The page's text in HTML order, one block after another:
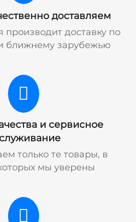
доставляем
доставку по
ближнему зарубежью
и сервисное
только те товары, в
мы уверены